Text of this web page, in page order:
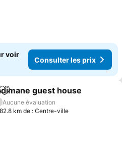
voir
Consulter les prix
Ajouter à mes favoris
guest house
Aucune évaluation
km de : Centre-ville